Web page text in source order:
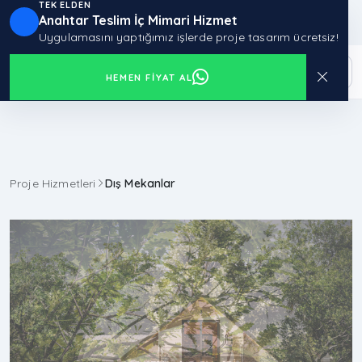
TEK ELDEN
Anahtar Teslim İç Mimari Hizmet
Uygulamasını yaptığımız işlerde proje tasarım ücretsiz!
HEMEN FIYAT AL
Proje Hizmetleri Dış Mekanlar